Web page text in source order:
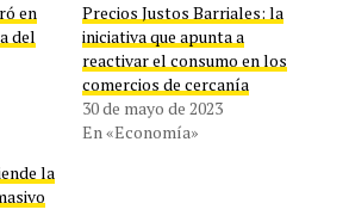
en
del
Precios Justos Barriales: la
iniciativa que apunta a
reactivar el consumo en los
comercios de cercanía
30 de mayo de 2023
En «Economía»
la